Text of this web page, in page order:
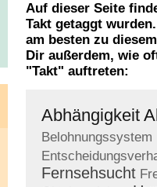
Auf dieser Seite
Takt getaggt
am besten zu
Dir außerdem, wie
"Takt" auftreten:
Abhängigkeit
Belohnungssystem
Fernsehsucht